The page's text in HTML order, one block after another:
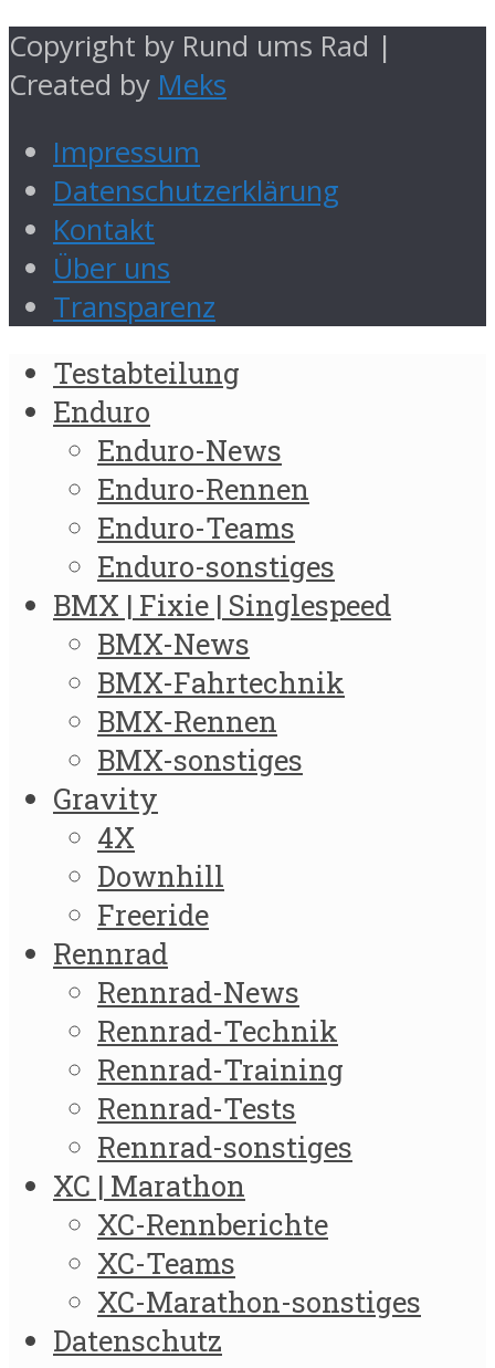
Copyright by Rund ums Rad |
Created by Meks
Impressum
Datenschutzerklärung
Kontakt
Über uns
Transparenz
Testabteilung
Enduro
Enduro-News
Enduro-Rennen
Enduro-Teams
Enduro-sonstiges
BMX | Fixie | Singlespeed
BMX-News
BMX-Fahrtechnik
BMX-Rennen
BMX-sonstiges
Gravity
4X
Downhill
Freeride
Rennrad
Rennrad-News
Rennrad-Technik
Rennrad-Training
Rennrad-Tests
Rennrad-sonstiges
XC | Marathon
XC-Rennberichte
XC-Teams
XC-Marathon-sonstiges
Datenschutz